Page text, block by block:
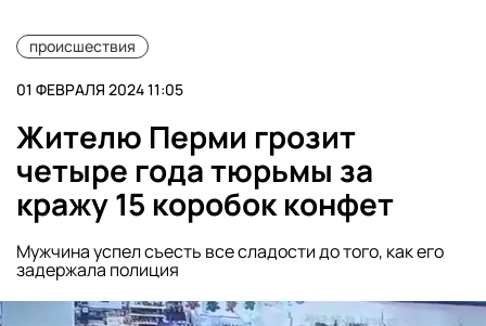
происшествия
01 ФЕВРАЛЯ 2024 11:05
Жителю Перми грозит
четыре года тюрьмы за
кражу 15 коробок конфет
Мужчина успел съесть все сладости до того, как его
задержала полиция